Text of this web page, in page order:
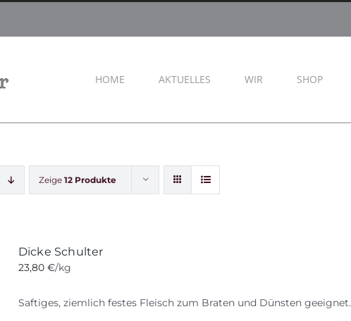
HOME AKTUELLES WIR SHOP
Zeige 12 Produkte
Dicke Schulter
23,80 €/kg
Saftiges, ziemlich festes Fleisch zum Braten und Dünsten geeignet.